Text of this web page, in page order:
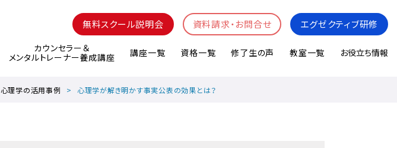
無料スクール説明会 資料請求・お問合せ エグゼクティブ研修
カウンセラー＆
メンタルトレーナー養成講座
講座一覧 資格一覧 修了生の声 教室一覧 お役立ち情報
心理学の活用事例 心理学が解き明かす事実公表の効果とは？